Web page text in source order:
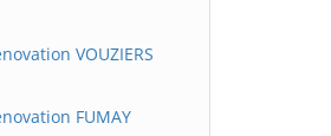
VOUZIERS
FUMAY